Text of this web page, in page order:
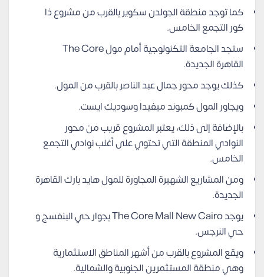
كما توجد منطقة الجولدن سكوير بالقرب من مشروع ذا
كور التجمع الخامس.
ستجد الجامعة التكنولوجية أمام مول The Core
القاهرة الجديدة.
كذلك يوجد محور جمال عبد الناصر بالقرب من المول.
ويجاور المول كمبوند ميفيدا وسوديك ايست.
بالإضافة إلى ذلك، يعتبر المشروع قريب من محور
النوادي المنطقة التي تحتوي على أغلب نوادي التجمع
الخامس.
ومن المشاريع الشهيرة المجاورة للمول هايد بارك القاهرة
الجديدة.
يوجد The Core Mall New Cairo بجوار حي البنفسج و
حي النرجس.
ويقع المشروع بالقرب من أشهر المناطق الاستثمارية
وهي منطقة المستثمرين الجنوبية والشمالية.